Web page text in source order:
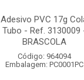
Adesivo PVC 17g
Tubo - Ref. 3130009
BRASCOLA
Código: 964094
Embalagem: PC0001PC